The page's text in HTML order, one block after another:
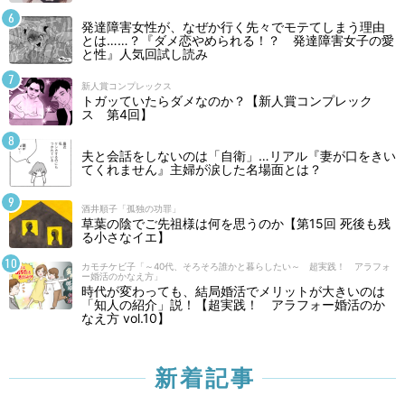
発達障害女性が、なぜか行く先々でモテてしまう理由
とは……？『ダメ恋やめられる！？ 発達障害女子の愛
と性』人気回試し読み
新人賞コンプレックス
トガッていたらダメなのか？【新人賞コンプレック
ス 第4回】
夫と会話をしないのは「自衛」…リアル『妻が口をきい
てくれません』主婦が涙した名場面とは？
酒井順子「孤独の功罪」
草葉の陰でご先祖様は何を思うのか【第15回 死後も残
る小さなイエ】
カモチケビ子「～40代、そろそろ誰かと暮らしたい～ 超実践！ アラフォ
ー婚活のかなえ方」
時代が変わっても、結局婚活でメリットが大きいのは
「知人の紹介」説！【超実践！ アラフォー婚活のか
なえ方 vol.10】
新着記事